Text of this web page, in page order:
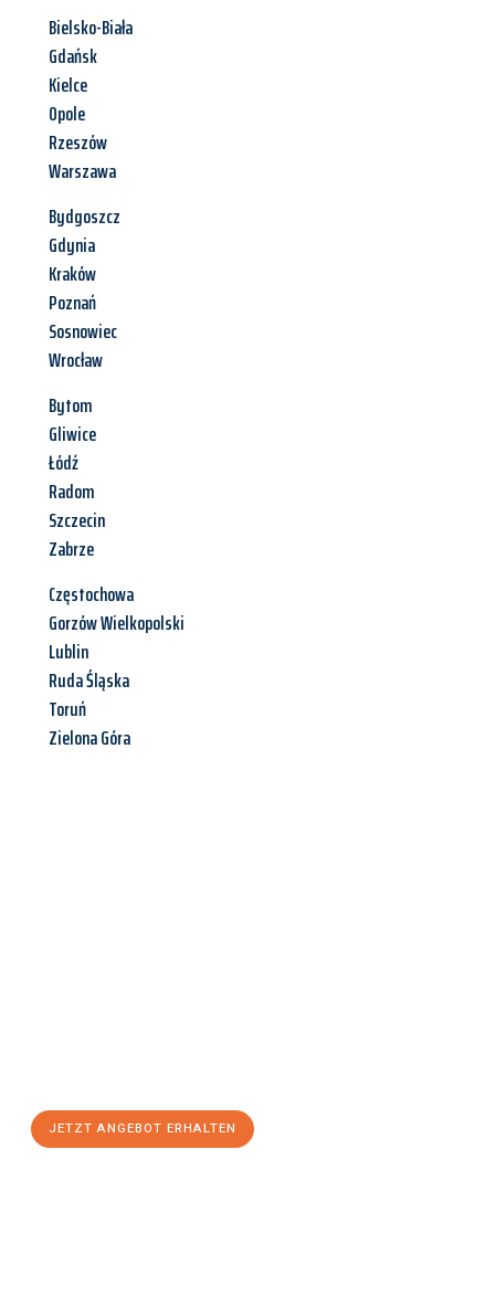
Bielsko-Biała
Gdańsk
Kielce
Opole
Rzeszów
Warszawa
Bydgoszcz
Gdynia
Kraków
Poznań
Sosnowiec
Wrocław
Bytom
Gliwice
Łódź
Radom
Szczecin
Zabrze
Częstochowa
Gorzów Wielkopolski
Lublin
Ruda Śląska
Toruń
Zielona Góra
JETZT ANGEBOT ERHALTEN